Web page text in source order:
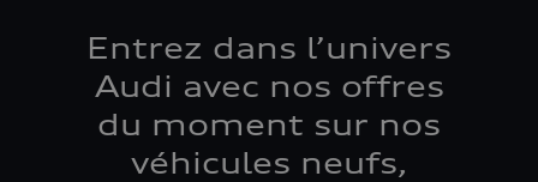
Entrez dans l’univers
Audi avec nos offres
du moment sur nos
véhicules neufs,